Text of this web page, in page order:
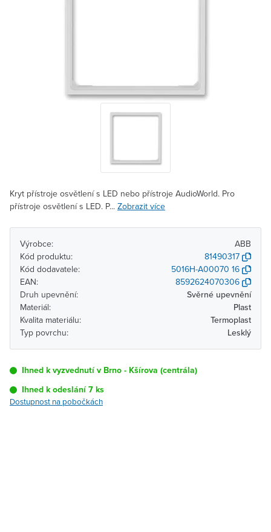
Kryt přístroje osvětlení s LED nebo přístroje AudioWorld. Pro
přístroje osvětlení s LED. P... Zobrazit více
Výrobce:
ABB
Kód produktu:
81490317
Kód dodavatele:
5016H-A00070 16
EAN:
8592624070306
Druh upevnění:
Svěrné upevnění
Materiál:
Plast
Kvalita materiálu:
Termoplast
Typ povrchu:
Lesklý
Ihned k vyzvednutí v Brno - Kšírova (centrála)
Ihned k odeslání 7 ks
Dostupnost na pobočkách